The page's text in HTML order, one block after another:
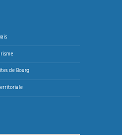
de Bourg